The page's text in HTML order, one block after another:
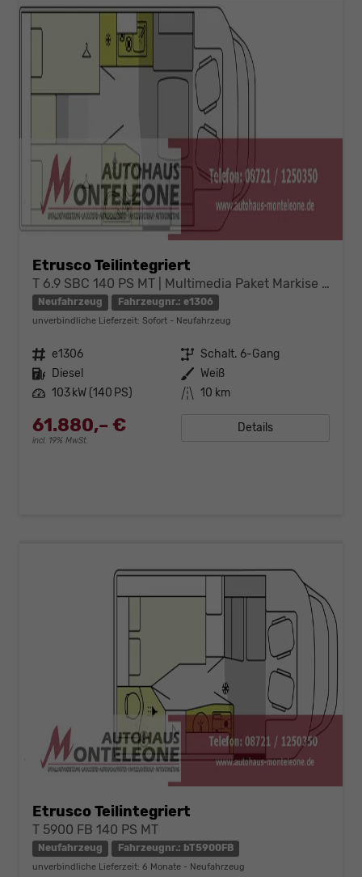
Etrusco Teilintegriert
T 6.9 SBC 140 PS MT | Multimedia Paket Markise Alufelgen
Neufahrzeug Fahrzeugnr.: e1306
unverbindliche Lieferzeit: Sofort Neufahrzeug
Fahrzeugnr. e1306 Getriebe Schalt. 6-Gang
Kraftstoff Diesel Außenfarbe Weiß
Leistung 103 kW (140 PS) Kilometerstand 10 km
61.880,– €
incl. 19% MwSt.
Details
Etrusco Teilintegriert
T 5900 FB 140 PS MT
Neufahrzeug Fahrzeugnr.: bT5900FB
unverbindliche Lieferzeit: 6 Monate Neufahrzeug